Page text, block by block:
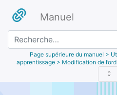
Manuel
Recherche
Page supérieure du manuel >
apprentissage > Modification de